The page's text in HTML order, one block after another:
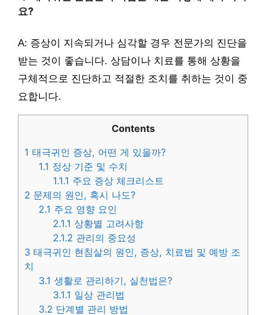
요?
A: 증상이 지속되거나 심각할 경우 전문가의 진단을
받는 것이 좋습니다. 상담이나 치료를 통해 상황을
구체적으로 진단하고 적절한 조치를 취하는 것이 중
요합니다.
Contents
1 태극귀인 증상, 어떤 게 있을까?
1.1 정상 기준 및 수치
1.1.1 주요 증상 체크리스트
2 문제의 원인, 혹시 나도?
2.1 주요 영향 요인
2.1.1 상황별 고려사항
2.1.2 관리의 중요성
3 태극귀인 현침살의 원인, 증상, 치료법 및 예방 조
치
3.1 생활로 관리하기, 실천법은?
3.1.1 일상 관리법
3.2 단계별 관리 방법